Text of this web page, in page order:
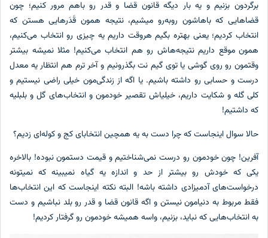
برگردون بزنیم و یه بار دیگه قانون قضا و قدر رو باهم مرور کنیم؛ چون
قضاهایی که باهاشون روبه‌رو میشیم، نتیجه همون قَدَرهایی‌ هستن که
انتخاب کردیم؛ یعنی بهتره بگیم هروقت داریم یه چیزی رو انتخاب می‌کنیم،
همون موقع داریم نتیجه‌هاش رو هم انتخاب می‌کنیم! مثلا نمیشه بیشتر
وقتمون رو روی گوشی یا توی گیم نت بگذرونیم و آخر ترم هم انتظار یه معدل
درست و حسابی رو داشته باشیم. یا اگه از زندگی‌مون خیلی راضی نیستیم و
کلی گله و شکایت داریم، خیلیاش تقصیر خودمون و انتخاب‌های گل و بلبلیه
که داشتیم!
حالا سوال اینجاست که چرا دست به یه همچین انتخابای کج و کوله‌ای زدیم؟
آفرین! چون خودمون رو درست نمی‌شناختیم و قیمت دستمون نبوده! بالاخره
یکی که خودش رو بیشتر از حد و اندازه یه گیاه نمیبینه که نمیتونه
درخواست‌های آدمیزادی داشته باشه! البته نکته اینجاست که این انتخاب‌ها
فقط مربوط به دنیامون نیستن و اگه قانون قضا و قدر رو بلد نباشیم و دست
به انتخاب‌هایی که نباید، بزنیم، واسه همیشه خودمون رو گرفتار کردیم!